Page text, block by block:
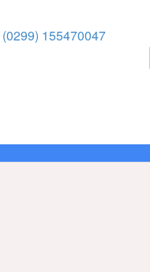
(0299) 155470047